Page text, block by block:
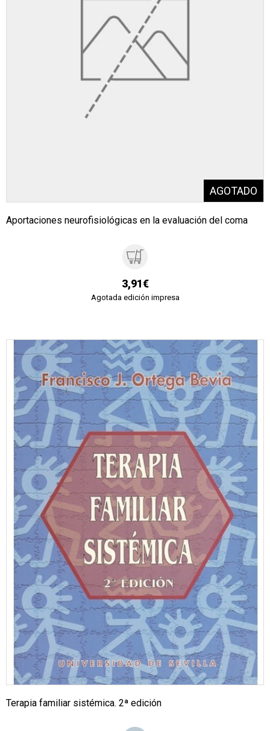
Aportaciones neurofisiológicas en la evaluación del coma
3,91€
Agotada edición impresa
Terapia familiar sistémica. 2ª edición